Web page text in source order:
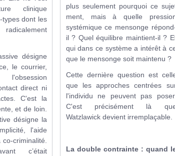
clinique
types dont les
désigne
le courrier,
direct ni
C'est la
et de loin.
désigne la
l'aide
criminalité.
c’était
plus seulement pourquoi ce
ment, mais à quelle
systémique ce mensonge
il ? Quel équilibre maintient-il ?
qui dans ce système a intérêt à
que le mensonge soit maintenu ?
Cette dernière question est
que les approches centrées
l'individu ne peuvent pas poser.
C'est précisément là
Watzlawick devient irremplaçable.
La double contrainte : quand